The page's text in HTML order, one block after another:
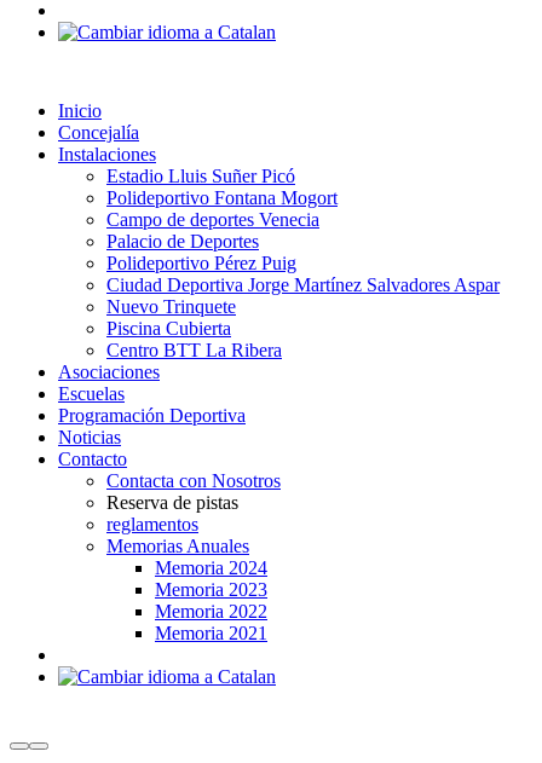
Inicio
Concejalía
Instalaciones
Estadio Lluis Suñer Picó
Polideportivo Fontana Mogort
Campo de deportes Venecia
Palacio de Deportes
Polideportivo Pérez Puig
Ciudad Deportiva Jorge Martínez Salvadores Aspar
Nuevo Trinquete
Piscina Cubierta
Centro BTT La Ribera
Asociaciones
Escuelas
Programación Deportiva
Noticias
Contacto
Contacta con Nosotros
Reserva de pistas
reglamentos
Memorias Anuales
Memoria 2024
Memoria 2023
Memoria 2022
Memoria 2021